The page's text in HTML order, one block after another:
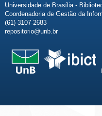
Universidade de Brasília -
Coordenadoria de Gestão da
(61) 3107-2683
repositorio@unb.br